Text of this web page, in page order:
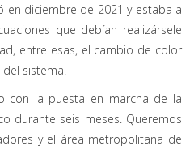
en diciembre de 2021 y estaba a
que debían realizársele
entre esas, el cambio de color
sistema.
con la puesta en marcha de la
durante seis meses. Queremos
y el área metropolitana de